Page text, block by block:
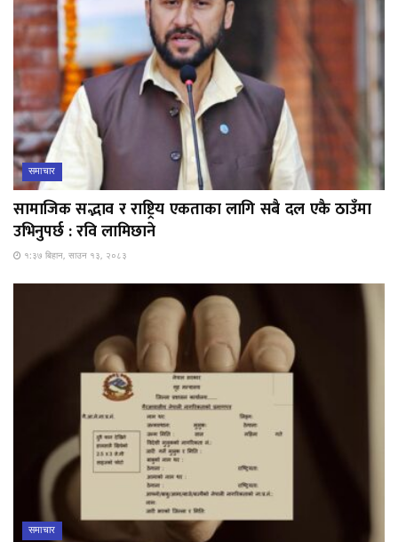
समाचार
सामाजिक सद्भाव र राष्ट्रिय एकताका लागि सबै दल एकै ठाउँमा
उभिनुपर्छ : रवि लामिछाने
१:३७ बिहान, साउन १३, २०८३
समाचार